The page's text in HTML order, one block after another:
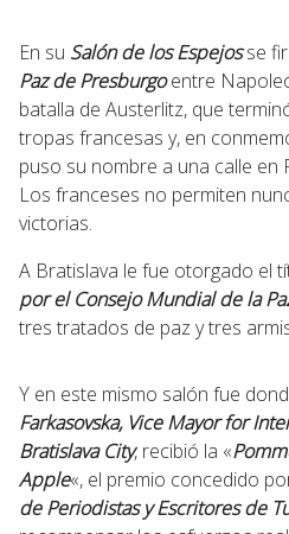
En su Salón de los Espejosse
Paz de Presburgoentre
batalla de Austerlitz, que
tropas francesas y, en
puso su nombre a una calle en
Los franceses no permiten
victorias.
A Bratislava le fue otorgado el
por el Consejo Mundial de la
tres tratados de paz y tres
Y en este mismo salón fue
Farkasovska, Vice Mayor for
Bratislava City, recibió la «
Apple«, el premio concedido
de Periodistas y Escritores de